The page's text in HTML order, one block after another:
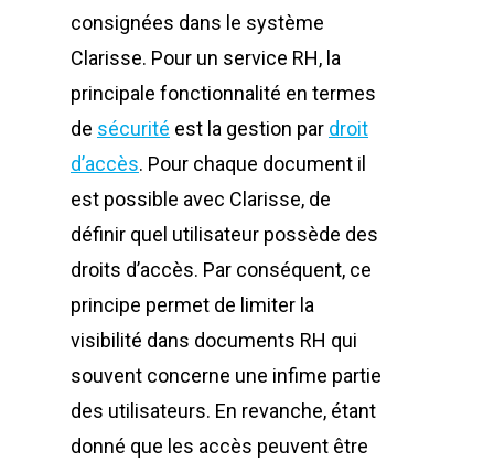
consignées dans le système
Clarisse. Pour un service RH, la
principale fonctionnalité en termes
de sécurité est la gestion par droit
d’accès. Pour chaque document il
est possible avec Clarisse, de
définir quel utilisateur possède des
droits d’accès. Par conséquent, ce
principe permet de limiter la
visibilité dans documents RH qui
souvent concerne une infime partie
des utilisateurs. En revanche, étant
donné que les accès peuvent être